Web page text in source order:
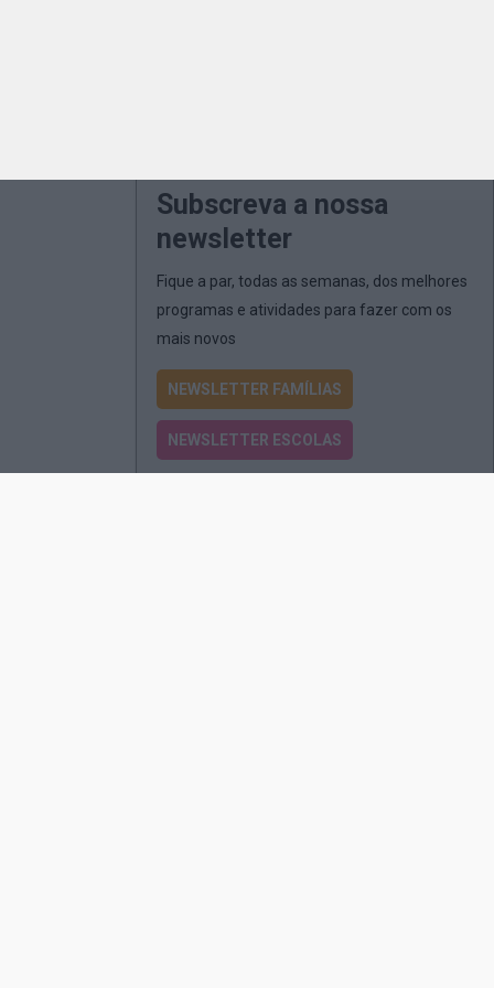
Subscreva a nossa
newsletter
Fique a par, todas as semanas, dos melhores
programas e atividades para fazer com os
mais novos
NEWSLETTER FAMÍLIAS
NEWSLETTER ESCOLAS